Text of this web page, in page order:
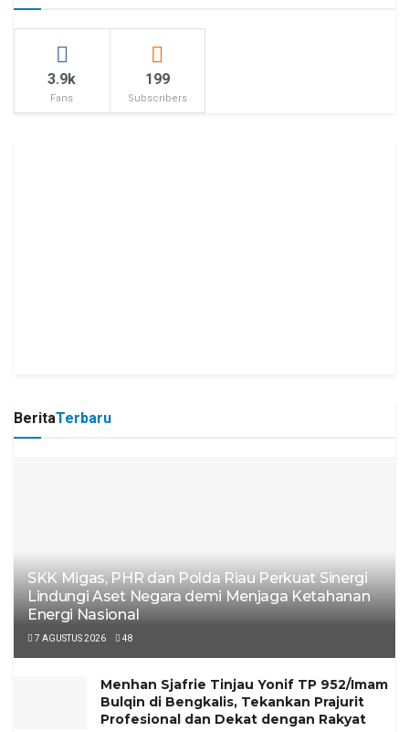
3.9k
Fans
199
Subscribers
BeritaTerbaru
SKK Migas, PHR dan Polda Riau Perkuat Sinergi
Lindungi Aset Negara demi Menjaga Ketahanan
Energi Nasional
7 AGUSTUS 2026 48
Menhan Sjafrie Tinjau Yonif TP 952/Imam
Bulqin di Bengkalis, Tekankan Prajurit
Profesional dan Dekat dengan Rakyat